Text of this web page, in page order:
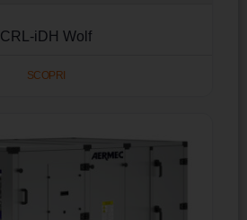
CRL-iDH Wolf
SCOPRI